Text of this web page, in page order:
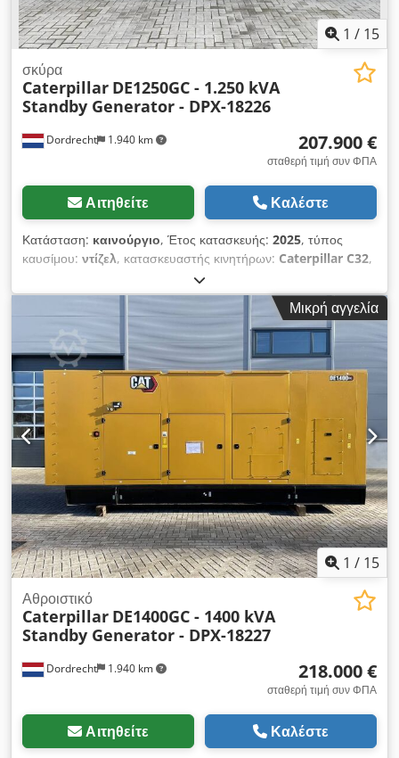
1 / 15
Dordrecht 1.940 km
σκύρα
Caterpillar DE1250GC - 1.250 kVA
Standby Generator - DPX-18226
207.900 €
σταθερή τιμή συν ΦΠΑ
Αιτηθείτε Καλέστε
Κατάσταση: καινούργιο, Έτος κατασκευής: 2025, τύπος
καυσίμου: ντίζελ, κατασκευαστής κινητήρων: Caterpillar C32,
Σκοπός χρήσης: Κατασκευές Κενό βάρος: 10.083 kg Ισχύς
γεννήτριας: 1.250 kVA Διαστάσεις χώρου φόρτωσης: 583 x 230
x 255 cm Σήμανση CE: ναι Όγκος δεξαμενής νερού: 1.000 l
Επικοινωνήστε με την ομάδα DPX για περισσότερες
πληροφορίες. = Επιπλέον επιλογές και εξοπλισμός = -
Μπαταρία - Πίνακας ελέγχου - Ατσάλινη οροφή Dkedpsy R I
Eijfx Ah Djr - Βυτιοφόρο
Μικρή αγγελία
1 / 15
Dordrecht 1.940 km
Αθροιστικό
Caterpillar DE1400GC - 1400 kVA
Standby Generator - DPX-18227
218.000 €
σταθερή τιμή συν ΦΠΑ
Αιτηθείτε Καλέστε